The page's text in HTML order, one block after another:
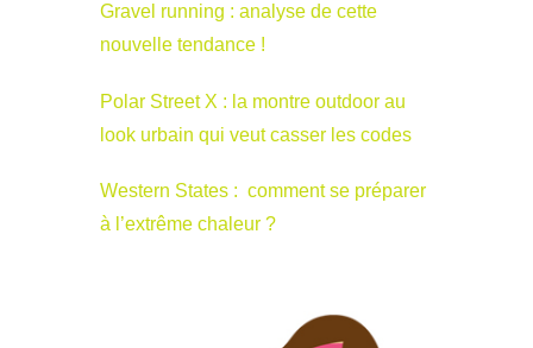
Gravel running : analyse de cette
nouvelle tendance !
Polar Street X : la montre outdoor au
look urbain qui veut casser les codes
Western States : comment se préparer
à l’extrême chaleur ?